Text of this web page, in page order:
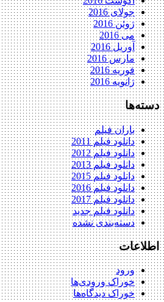
جولای 2016
ژوئن 2016
می 2016
آوریل 2016
مارس 2016
فوریه 2016
ژانویه 2016
دسته‌ها
باران فیلم
دانلود فیلم 2011
دانلود فیلم 2012
دانلود فیلم 2013
دانلود فیلم 2015
دانلود فیلم 2016
دانلود فیلم 2017
دانلود فیلم جدید
دسته‌بندی نشده
اطلاعات
ورود
خوراک ورودی‌ها
خوراک دیدگاه‌ها